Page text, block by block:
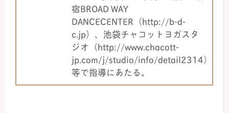
宿BROAD WAY
DANCECENTER（http://b-d-
c.jp）、池袋チャコットヨガスタ
ジオ（http://www.chacott-
jp.com/j/studio/info/detail2314）
等で指導にあたる。